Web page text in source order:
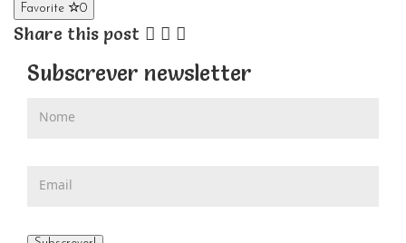
Favorite 0
Share this post
Subscrever newsletter